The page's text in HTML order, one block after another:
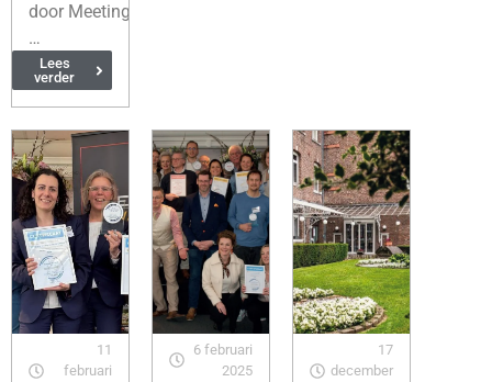
door Meetingsplatform.nl,
…
Lees
verder
11
februari
6 februari
2025
17
december